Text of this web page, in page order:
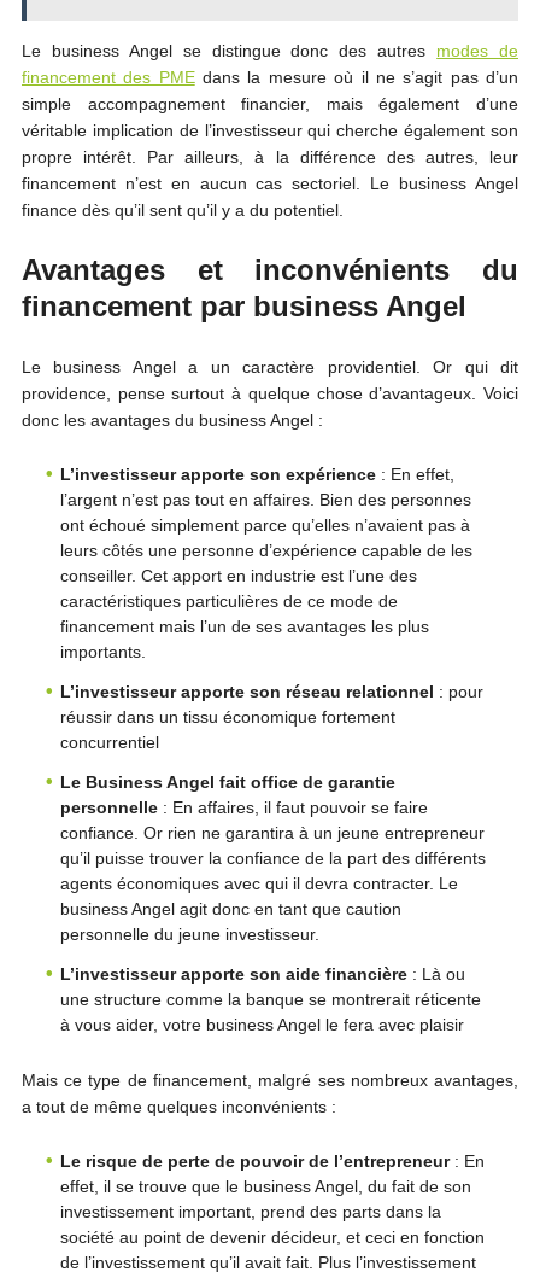
Le business Angel se distingue donc des autres modes de
financement des PMEdans la mesure où il ne s’agit pas d’un
simple accompagnement financier, mais également d’une
véritable implication de l’investisseur qui cherche également son
propre intérêt. Par ailleurs, à la différence des autres, leur
financement n’est en aucun cas sectoriel. Le business Angel
finance dès qu’il sent qu’il y a du potentiel.
Avantages et inconvénients du
financement par business Angel
Le business Angel a un caractère providentiel. Or qui dit
providence, pense surtout à quelque chose d’avantageux. Voici
donc les avantages du business Angel :
L’investisseur apporte son expérience: En effet,
l’argent n’est pas tout en affaires. Bien des personnes
ont échoué simplement parce qu’elles n’avaient pas à
leurs côtés une personne d’expérience capable de les
conseiller. Cet apport en industrie est l’une des
caractéristiques particulières de ce mode de
financement mais l’un de ses avantages les plus
importants.
L’investisseur apporte son réseau relationnel : pour
réussir dans un tissu économique fortement
concurrentiel
Le Business Angel fait office de garantie
personnelle : En affaires, il faut pouvoir se faire
confiance. Or rien ne garantira à un jeune entrepreneur
qu’il puisse trouver la confiance de la part des différents
agents économiques avec qui il devra contracter. Le
business Angel agit donc en tant que caution
personnelle du jeune investisseur.
L’investisseur apporte son aide financière : Là ou
une structure comme la banque se montrerait réticente
à vous aider, votre business Angel le fera avec plaisir
Mais ce type de financement, malgré ses nombreux avantages,
a tout de même quelques inconvénients :
Le risque de perte de pouvoir de l’entrepreneur: En
effet, il se trouve que le business Angel, du fait de son
investissement important, prend des parts dans la
société au point de devenir décideur, et ceci en fonction
de l’investissement qu’il avait fait. Plus l’investissement